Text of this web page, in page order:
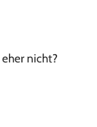
nicht?